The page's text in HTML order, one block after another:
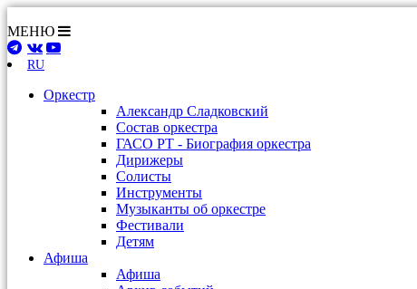
МЕНЮ
RU
Оркестр
Александр Сладковский
Состав оркестра
ГАСО РТ - Биография оркестра
Дирижеры
Солисты
Инструменты
Музыканты об оркестре
Фестивали
Детям
Афиша
Афиша